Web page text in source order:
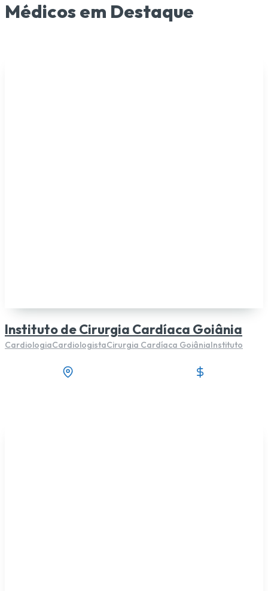
Médicos em Destaque
Instituto de Cirurgia Cardíaca Goiânia
CardiologiaCardiologistaCirurgia Cardíaca GoiâniaInstituto